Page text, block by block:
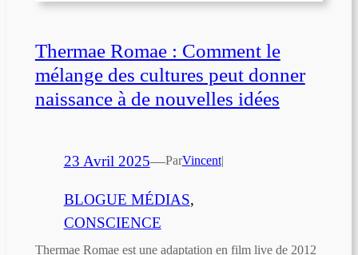
Thermae Romae : Comment le
mélange des cultures peut donner
naissance à de nouvelles idées
23 Avril 2025—ParVincent|
BLOGUE MÉDIAS
CONSCIENCE
Thermae Romae est une adaptation en film live de 2012